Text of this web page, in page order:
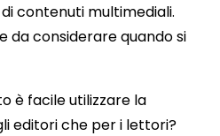
contenuti multimediali.
da considerare quando si
è facile utilizzare la
editori che per i lettori?